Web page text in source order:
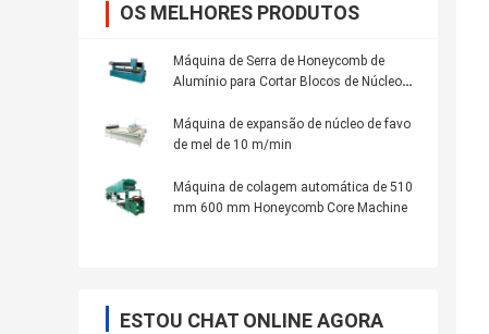
OS MELHORES PRODUTOS
Máquina de Serra de Honeycomb de
Alumínio para Cortar Blocos de Núcleo
Máquina de expansão de núcleo de favo
de mel de 10 m/min
Máquina de colagem automática de 510
mm 600 mm Honeycomb Core Machine
ESTOU CHAT ONLINE AGORA